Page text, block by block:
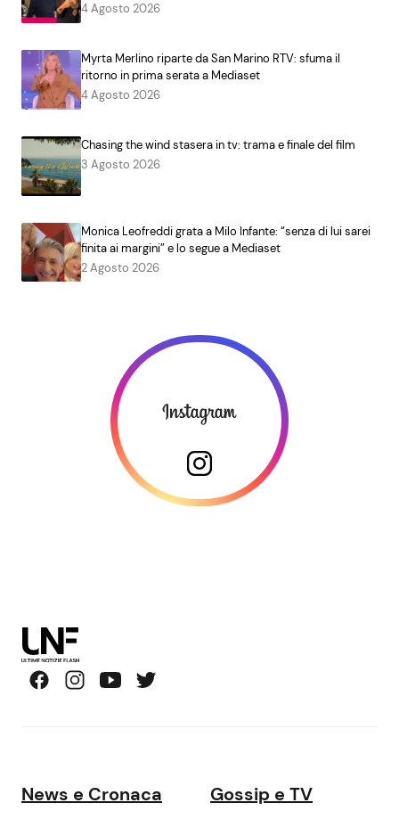
4 Agosto 2026
Myrta Merlino riparte da San Marino RTV: sfuma il
ritorno in prima serata a Mediaset
4 Agosto 2026
Chasing the wind stasera in tv: trama e finale del film
3 Agosto 2026
Monica Leofreddi grata a Milo Infante: “senza di lui sarei
finita ai margini” e lo segue a Mediaset
2 Agosto 2026
News e Cronaca Gossip e TV